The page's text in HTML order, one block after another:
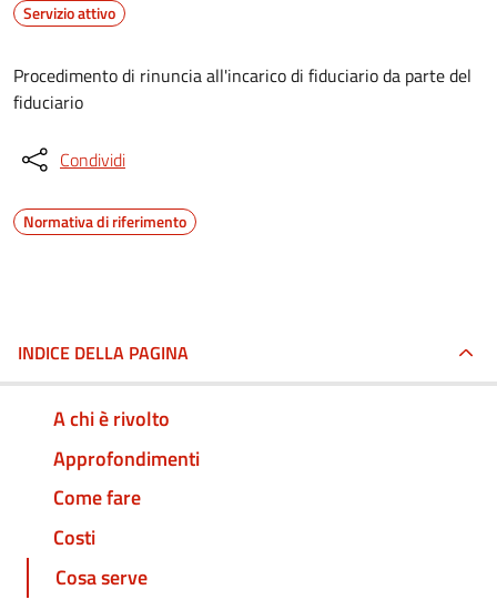
Servizio attivo
Procedimento di rinuncia all'incarico di fiduciario da parte del
fiduciario
Condividi
Normativa di riferimento
INDICE DELLA PAGINA
A chi è rivolto
Approfondimenti
Come fare
Costi
Cosa serve